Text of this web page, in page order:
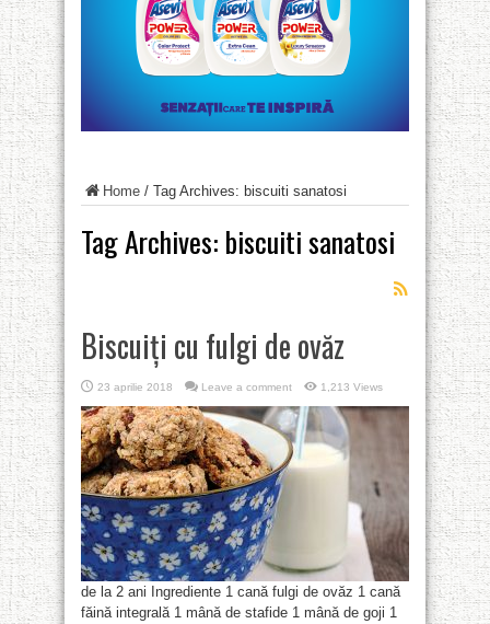
Home / Tag Archives: biscuiti sanatosi
Tag Archives: biscuiti sanatosi
Biscuiți cu fulgi de ovăz
23 aprilie 2018 Leave a comment 1,213 Views
de la 2 ani Ingrediente 1 cană fulgi de ovăz 1 cană
făină integrală 1 mână de stafide 1 mână de goji 1